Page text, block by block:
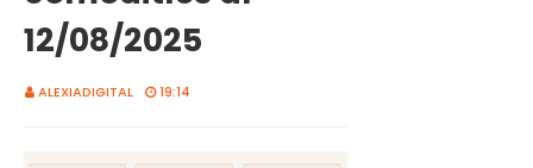
12/08/2025
ALEXIADIGITAL 19:14